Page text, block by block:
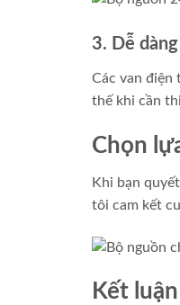
3. Dễ
Các van điện
thế khi cần
Chọn
Khi bạn
tôi cam kết
Kết luận